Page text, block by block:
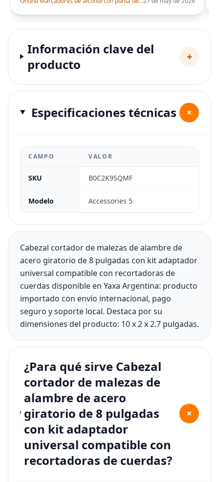
Información clave del
producto
+
Especificaciones técnicas +
CAMPO VALOR
SKU B0C2K9SQMF
Modelo Accessories 5
Cabezal cortador de malezas de alambre de
acero giratorio de 8 pulgadas con kit adaptador
universal compatible con recortadoras de
cuerdas disponible en Yaxa Argentina: producto
importado con envío internacional, pago
seguro y soporte local. Destaca por su
dimensiones del producto: 10 x 2 x 2.7 pulgadas.
¿Para qué sirve Cabezal
cortador de malezas de
alambre de acero
giratorio de 8 pulgadas
con kit adaptador
universal compatible con
recortadoras de cuerdas?
+